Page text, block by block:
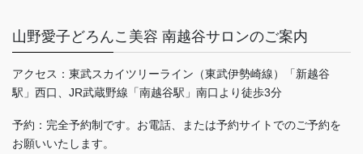
山野愛子どろんこ美容 南越谷サロンのご案内
アクセス：東武スカイツリーライン（東武伊勢崎線）「新越谷
駅」西口、JR武蔵野線「南越谷駅」南口より徒歩3分
予約：完全予約制です。お電話、または予約サイトでのご予約を
お願いいたします。